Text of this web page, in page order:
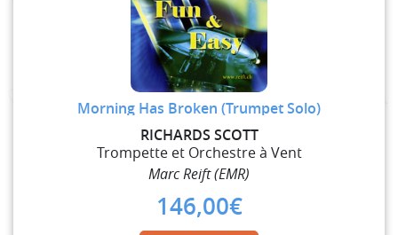
Morning Has Broken (Trumpet Solo)
RICHARDS SCOTT
Trompette et Orchestre à Vent
Marc Reift (EMR)
146,00€